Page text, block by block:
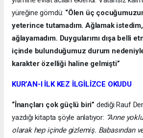
yüreğine gömdü: “Ölen üç
yeterince tutamadım. Ağlamak
ağlayamadım. Duygularımı dışa belli
içinde bulunduğumuz durum
karakter özelliği haline gelmişti”
KUR’AN-I İLK KEZ İLGİLİZCE OKUDU
“İnançları çok güçlü biri” dediği Rauf
yazdığı kitapta şöyle anlatıyor: “Anne
olarak hep içinde gizlemiş. Babasından